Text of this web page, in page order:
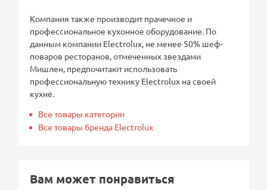
Компания также производит прачечное и
профессиональное кухонное оборудование. По
данным компании Electrolux, не менее 50% шеф-
поваров ресторанов, отмеченных звездами
Мишлен, предпочитают использовать
профессиональную технику Electrolux на своей
кухне.
Все товары категории
Все товары бренда Electrolux
Вам может понравиться